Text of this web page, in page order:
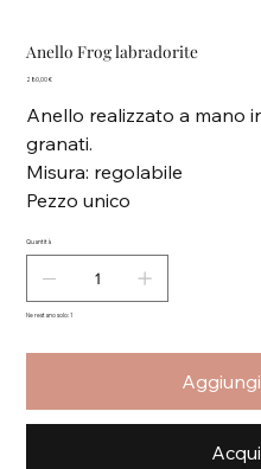
Anello Frog labradorite
Prezzo
280,00 €
Anello realizzato a mano
granati.
Misura: regolabile
Pezzo unico
Quantità
Ne restano solo: 1